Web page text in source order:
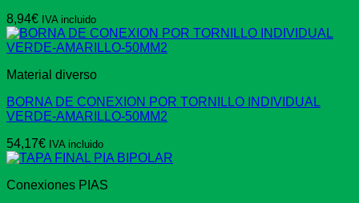
8,94€ IVA incluido
Material diverso
BORNA DE CONEXION POR TORNILLO INDIVIDUAL
VERDE-AMARILLO-50MM2
54,17€ IVA incluido
Conexiones PIAS